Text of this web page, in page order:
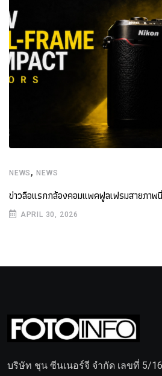
NEWS ,NEWS
ข่าวลือแรกกล้องคอมแพคฟูลเฟรมสายภาพ
APRIL 30, 2026
บริษัท ชุน ซีนเนอร์จี จำกัด เลขที่ 5/